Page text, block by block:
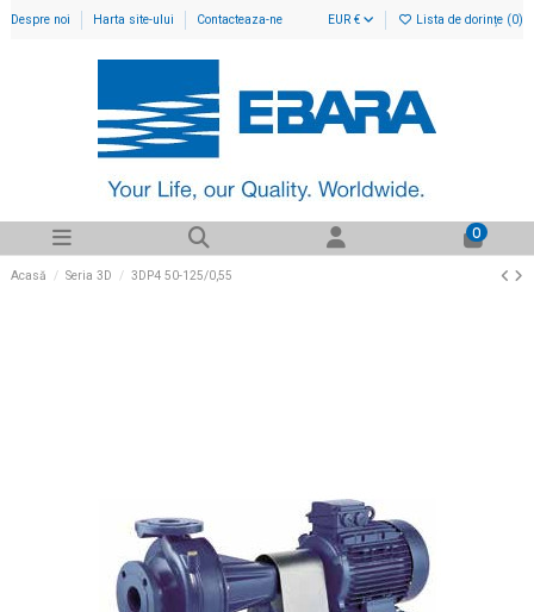
Despre noi Harta site-ului Contacteaza-ne EUR € Lista de dorințe (0)
0
Acasă Seria 3D 3DP4 50-125/0,55